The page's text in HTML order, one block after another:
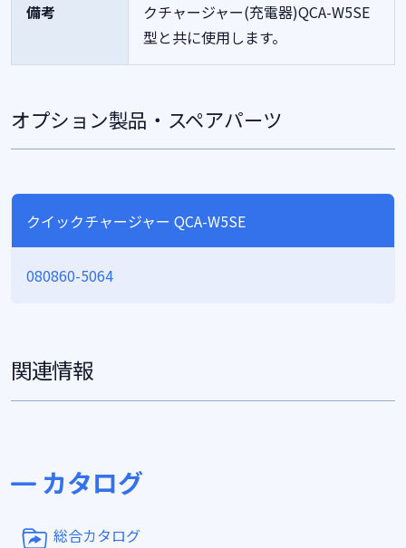
備考
クチャージャー(充電器)QCA-W5SE
型と共に使用します。
オプション製品・スペアパーツ
クイックチャージャー QCA-W5SE
080860-5064
関連情報
カタログ
総合カタログ